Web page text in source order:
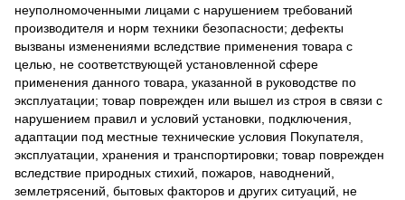
неуполномоченными лицами с нарушением требований
производителя и норм техники безопасности; дефекты
вызваны изменениями вследствие применения товара с
целью, не соответствующей установленной сфере
применения данного товара, указанной в руководстве по
эксплуатации; товар поврежден или вышел из строя в связи с
нарушением правил и условий установки, подключения,
адаптации под местные технические условия Покупателя,
эксплуатации, хранения и транспортировки; товар поврежден
вследствие природных стихий, пожаров, наводнений,
землетрясений, бытовых факторов и других ситуаций, не